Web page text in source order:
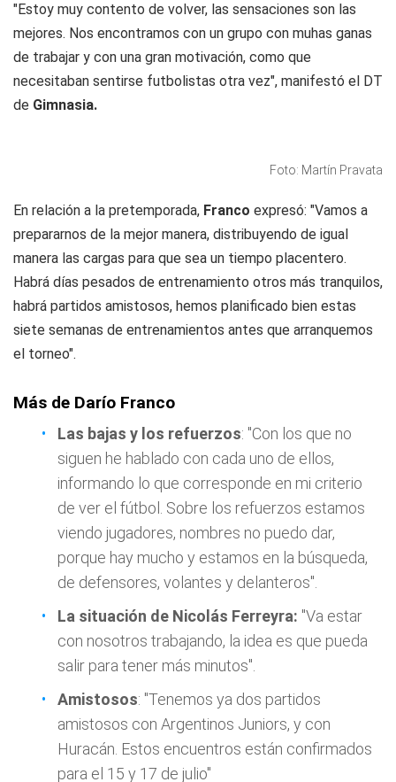
"Estoy muy contento de volver, las sensaciones son las
mejores. Nos encontramos con un grupo con muhas ganas
de trabajar y con una gran motivación, como que
necesitaban sentirse futbolistas otra vez", manifestó el DT
de Gimnasia.
Foto: Martín Pravata
En relación a la pretemporada, Franco expresó: "Vamos a
prepararnos de la mejor manera, distribuyendo de igual
manera las cargas para que sea un tiempo placentero.
Habrá días pesados de entrenamiento otros más tranquilos,
habrá partidos amistosos, hemos planificado bien estas
siete semanas de entrenamientos antes que arranquemos
el torneo".
Más de Darío Franco
Las bajas y los refuerzos: "Con los que no
siguen he hablado con cada uno de ellos,
informando lo que corresponde en mi criterio
de ver el fútbol. Sobre los refuerzos estamos
viendo jugadores, nombres no puedo dar,
porque hay mucho y estamos en la búsqueda,
de defensores, volantes y delanteros".
La situación de Nicolás Ferreyra: "Va estar
con nosotros trabajando, la idea es que pueda
salir para tener más minutos".
Amistosos: "Tenemos ya dos partidos
amistosos con Argentinos Juniors, y con
Huracán. Estos encuentros están confirmados
para el 15 y 17 de julio"